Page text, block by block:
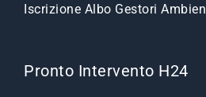
Iscrizione Albo Gestori
Pronto Intervento H24